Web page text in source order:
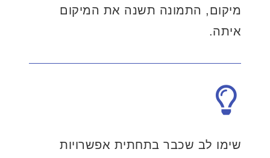
מיקום, התמונה תשנה את המיקום
איתה.
שימו לב שכבר בתחתית אפשרויות